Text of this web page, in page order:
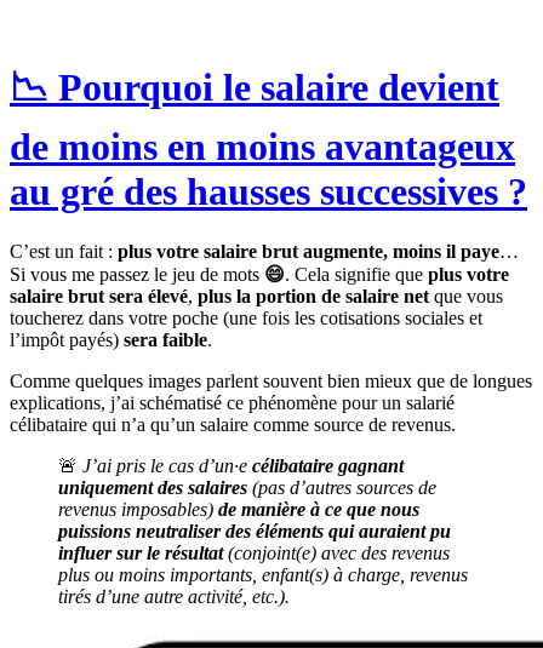
📉 Pourquoi le salaire devient
de moins en moins avantageux
au gré des hausses successives ?
C’est un fait : plus votre salaire brut augmente, moins il paye…
Si vous me passez le jeu de mots 😄. Cela signifie que plus votre
salaire brut sera élevé, plus la portion de salaire net que vous
toucherez dans votre poche (une fois les cotisations sociales et
l’impôt payés) sera faible.
Comme quelques images parlent souvent bien mieux que de longues
explications, j’ai schématisé ce phénomène pour un salarié
célibataire qui n’a qu’un salaire comme source de revenus.
🚨 J’ai pris le cas d’un·e célibataire gagnant
uniquement des salaires (pas d’autres sources de
revenus imposables) de manière à ce que nous
puissions neutraliser des éléments qui auraient pu
influer sur le résultat(conjoint(e) avec des revenus
plus ou moins importants, enfant(s) à charge, revenus
tirés d’une autre activité, etc.).